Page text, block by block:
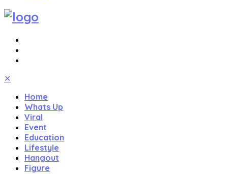
✕
Home
Whats Up
Viral
Event
Education
Lifestyle
Hangout
Figure